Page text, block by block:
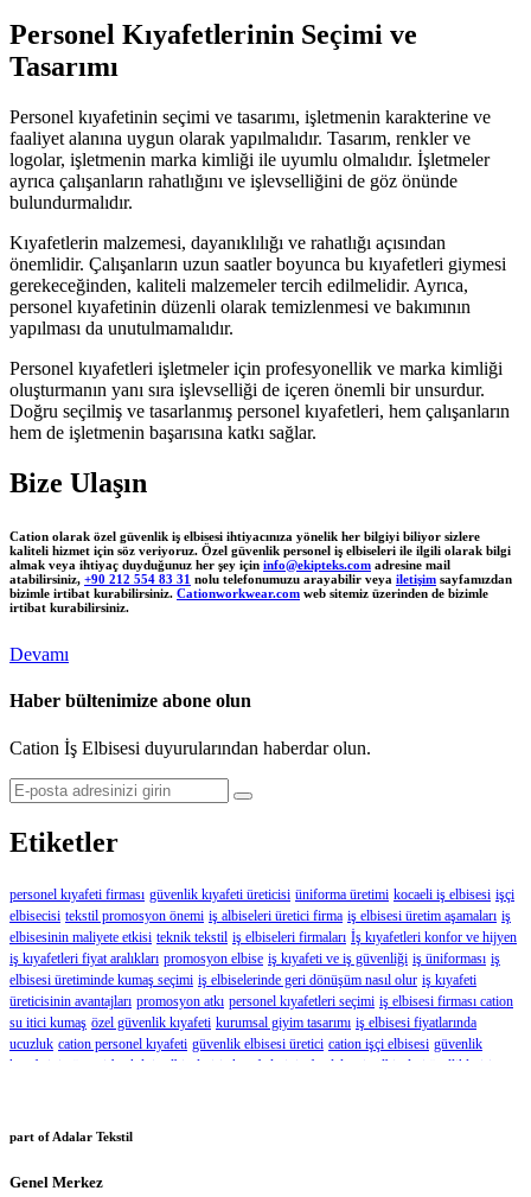
Personel Kıyafetlerinin Seçimi ve
Tasarımı
Personel kıyafetinin seçimi ve tasarımı, işletmenin karakterine ve
faaliyet alanına uygun olarak yapılmalıdır. Tasarım, renkler ve
logolar, işletmenin marka kimliği ile uyumlu olmalıdır. İşletmeler
ayrıca çalışanların rahatlığını ve işlevselliğini de göz önünde
bulundurmalıdır.
Kıyafetlerin malzemesi, dayanıklılığı ve rahatlığı açısından
önemlidir. Çalışanların uzun saatler boyunca bu kıyafetleri giymesi
gerekeceğinden, kaliteli malzemeler tercih edilmelidir. Ayrıca,
personel kıyafetinin düzenli olarak temizlenmesi ve bakımının
yapılması da unutulmamalıdır.
Personel kıyafetleri işletmeler için profesyonellik ve marka kimliği
oluşturmanın yanı sıra işlevselliği de içeren önemli bir unsurdur.
Doğru seçilmiş ve tasarlanmış personel kıyafetleri, hem çalışanların
hem de işletmenin başarısına katkı sağlar.
Bize Ulaşın
Cation olarak özel güvenlik iş elbisesi ihtiyacınıza yönelik her bilgiyi biliyor sizlere
kaliteli hizmet için söz veriyoruz. Özel güvenlik personel iş elbiseleri ile ilgili olarak bilgi
almak veya ihtiyaç duyduğunuz her şey için info@ekipteks.com adresine mail
atabilirsiniz, +90 212 554 83 31 nolu telefonumuzu arayabilir veya iletişim sayfamızdan
bizimle irtibat kurabilirsiniz. Cationworkwear.com web sitemiz üzerinden de bizimle
irtibat kurabilirsiniz.
Devamı
Haber bültenimize abone olun
Cation İş Elbisesi duyurularından haberdar olun.
Etiketler
personel kıyafeti firması güvenlik kıyafeti üreticisi üniforma üretimi kocaeli iş elbisesi işçi
elbisecisi tekstil promosyon önemi iş albiseleri üretici firma iş elbisesi üretim aşamaları iş
elbisesinin maliyete etkisi teknik tekstil iş elbiseleri firmaları İş kıyafetleri konfor ve hijyen
iş kıyafetleri fiyat aralıkları promosyon elbise iş kıyafeti ve iş güvenliği iş üniforması iş
elbisesi üretiminde kumaş seçimi iş elbiselerinde geri dönüşüm nasıl olur iş kıyafeti
üreticisinin avantajları promosyon atkı personel kıyafetleri seçimi iş elbisesi firması cation
su itici kumaş özel güvenlik kıyafeti kurumsal giyim tasarımı iş elbisesi fiyatlarında
ucuzluk cation personel kıyafeti güvenlik elbisesi üretici cation işçi elbisesi güvenlik
kıyafetinin önemi baskılı iş elbiseleri iş kıyafetlerinin faydaları iş elbiseleri özellikleri iş
personel kıyafetleri önemi
dayanıklı işçi kıyafetleri
part of Adalar Tekstil
Genel Merkez